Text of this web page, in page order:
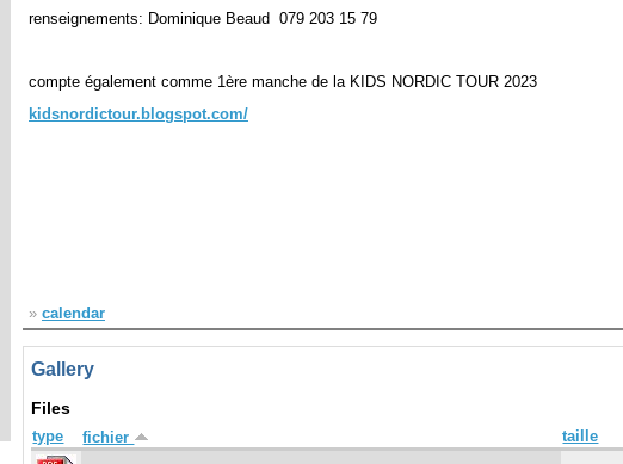
renseignements: Dominique Beaud 079 203 15 79
compte également comme 1ère manche de la KIDS NORDIC TOUR 2023
kidsnordictour.blogspot.com/
» calendar
Gallery
Files
type fichier taille